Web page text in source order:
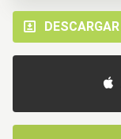
DESCARGAR